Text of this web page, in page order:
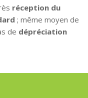
réception du
; même moyen de
de dépréciation